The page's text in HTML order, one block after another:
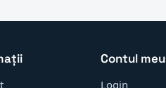
Contul meu
Login